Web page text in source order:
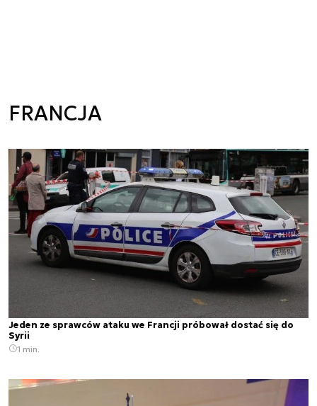
FRANCJA
Jeden ze sprawców ataku we Francji próbował dostać się do
Syrii
1 min.